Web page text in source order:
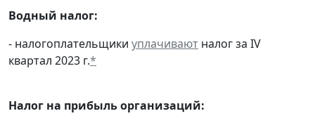
Водный налог:
- налогоплательщики уплачивают налог за IV
квартал 2023 г.*
Налог на прибыль организаций: